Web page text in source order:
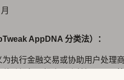
AppDNA 分类法）：
执行金融交易或协助用户处理